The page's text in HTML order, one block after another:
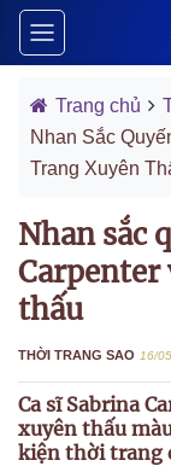
Trang chủ
Nhan Sắc
Trang Xuyên
Nhan sắc
thấu
THỜI TRANG SAO 16/
Ca sĩ Sabrina
xuyên thấu
kiện thời trang